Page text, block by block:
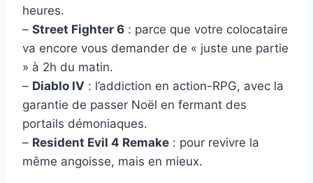
heures.
– Street Fighter 6 : parce que votre colocataire
va encore vous demander de « juste une partie
» à 2h du matin.
– Diablo IV : l’addiction en action-RPG, avec la
garantie de passer Noël en fermant des
portails démoniaques.
– Resident Evil 4 Remake : pour revivre la
même angoisse, mais en mieux.